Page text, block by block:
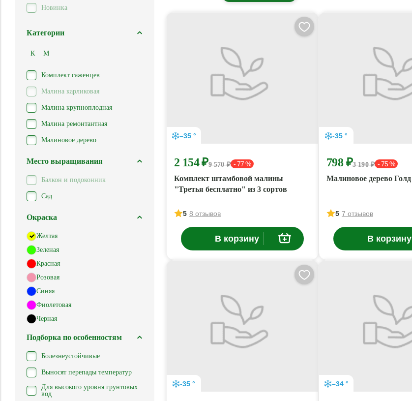
Новинка
Категории
К М
Комплект саженцев
Малина карликовая
Малина крупноплодная
Малина ремонтантная
Малиновое дерево
Место выращивания
Балкон и подоконник
Сад
Окраска
Желтая
Зеленая
Красная
Розовая
Синяя
Фиолетовая
Черная
Подборка по особенностям
Болезнеустойчивые
Выносят перепады температур
Для высокого уровня грунтовых
вод
–35 °
2 154 ₽9 570 ₽ - 77 %
Комплект штамбовой малины
"Третья бесплатно" из 3 сортов
5 8 отзывов
В корзину
-35 °
798 ₽3 190 ₽ - 75 %
Малиновое дерево Голд
5 7 отзывов
В корзину
-35 ° –34 °